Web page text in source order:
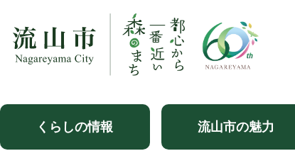
くらしの情報 流山市の魅力